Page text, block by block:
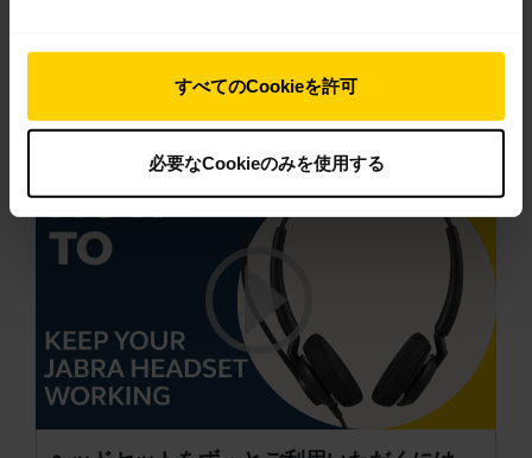
すべてのCookieを許可
必要なCookieのみを使用する
ビデオ